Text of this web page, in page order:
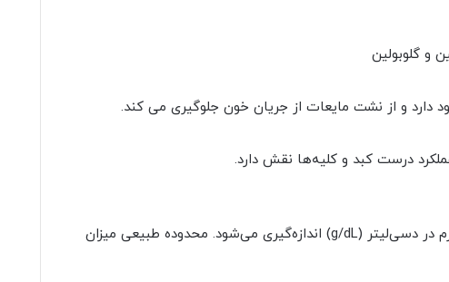
و گلوبولین
دارد و از نشت مایعات از جریان خون جلوگیری می کند.
درست کبد و کلیه‌ها نقش دارد.
در آزمایش‌های خون سطح پروتئین بر اساس گرم در دسی‌لیتر (g/dL) اندازه‌گیری می‌شود. محدوده‌ طبیعی میزان